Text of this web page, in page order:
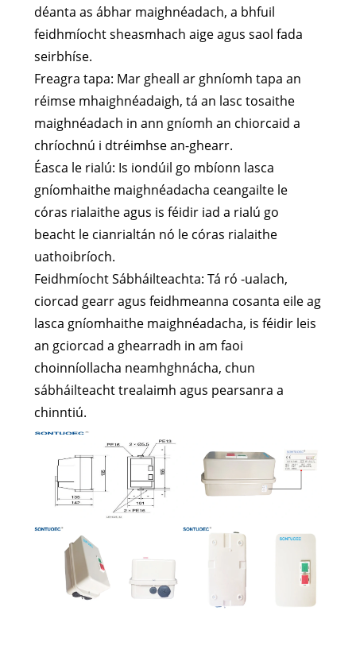
déanta as ábhar maighnéadach, a bhfuil
feidhmíocht sheasmhach aige agus saol fada
seirbhíse.
Freagra tapa: Mar gheall ar ghníomh tapa an
réimse mhaighnéadaigh, tá an lasc tosaithe
maighnéadach in ann gníomh an chiorcaid a
chríochnú i dtréimhse an-ghearr.
Éasca le rialú: Is iondúil go mbíonn lasca
gníomhaithe maighnéadacha ceangailte le
córas rialaithe agus is féidir iad a rialú go
beacht le cianrialtán nó le córas rialaithe
uathoibríoch.
Feidhmíocht Sábháilteachta: Tá ró -ualach,
ciorcad gearr agus feidhmeanna cosanta eile ag
lasca gníomhaithe maighnéadacha, is féidir leis
an gciorcad a ghearradh in am faoi
choinníollacha neamhghnácha, chun
sábháilteacht trealaimh agus pearsanra a
chinntiú.